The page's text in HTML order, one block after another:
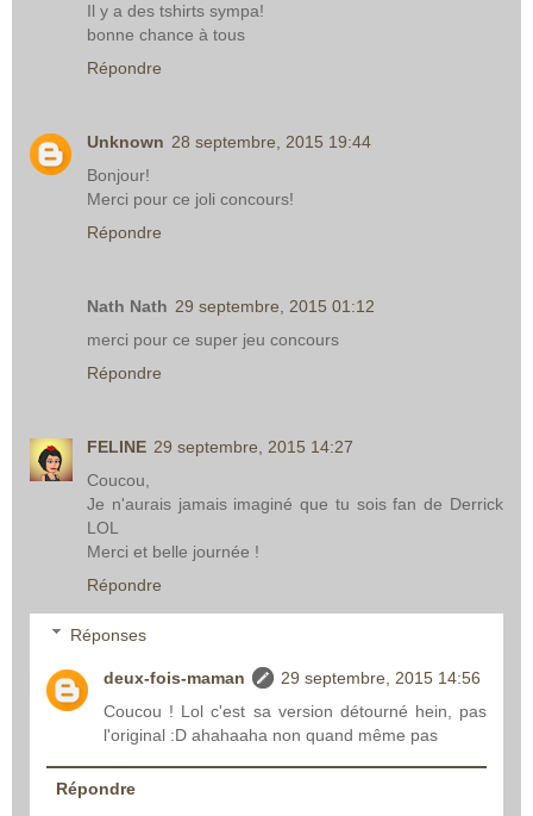
Il y a des tshirts sympa!
bonne chance à tous
Répondre
Unknown 28 septembre, 2015 19:44
Bonjour!
Merci pour ce joli concours!
Répondre
Nath Nath 29 septembre, 2015 01:12
merci pour ce super jeu concours
Répondre
FELINE 29 septembre, 2015 14:27
Coucou,
Je n'aurais jamais imaginé que tu sois fan de Derrick
LOL
Merci et belle journée !
Répondre
Réponses
deux-fois-maman
29 septembre, 2015 14:56
Coucou ! Lol c'est sa version détourné hein, pas
l'original :D ahahaaha non quand même pas
Répondre